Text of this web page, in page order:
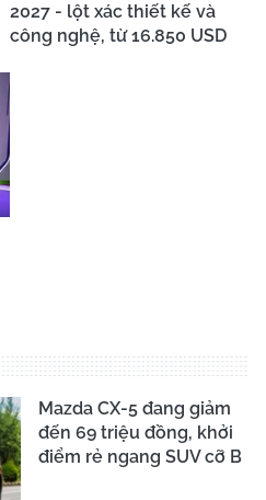
2027 - lột xác thiết kế và
công nghệ, từ 16.850 USD
Mazda CX-5 đang giảm
đến 69 triệu đồng, khởi
điểm rẻ ngang SUV cỡ B